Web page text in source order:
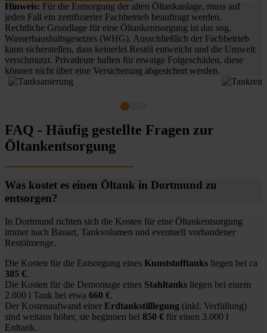
Hinweis: Für die Entsorgung der alten Öltankanlage, muss auf
jeden Fall ein zertifizierter Fachbetrieb beauftragt werden.
Rechtliche Grundlage für eine Öltankentsorgung ist das sog.
Wasserhaushaltsgesetzes (WHG). Ausschließlich der Fachbetrieb
kann sicherstellen, dass keinerlei Restöl entweicht und die Umwelt
verschmutzt. Privatleute haften für etwaige Folgeschäden, diese
können nicht über eine Versicherung abgesichert werden.
FAQ - Häufig gestellte Fragen zur
Öltankentsorgung
Was kostet es einen Öltank in Dortmund zu
entsorgen?
In Dortmund richten sich die Kosten für eine Öltankentsorgung
immer nach Bauart, Tankvolumen und eventuell vorhandener
Restölmenge.
Die Kosten für die Entsorgung eines Kunststofftanks liegen bei ca
385 €.
Die Kosten für die Demontage eines Stahltanks liegen bei einem
2.000 l Tank bei etwa 660 €.
Der Kostenaufwand einer Erdtankstilllegung (inkl. Verfüllung)
sind weitaus höher, sie beginnen bei 850 € für einen 3.000 l
Erdtank.